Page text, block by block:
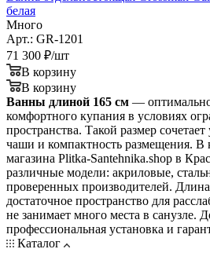
Ванна отдельностоящая Grossman
белая
Много
Арт.: GR-1201
71 300₽/шт
В корзину
В корзину
Ванны длиной 165 см—
комфортного купания в условиях
пространства. Такой размер сочетает
чаши и компактность размещения. В
магазина Plitka-Santehnika.shop в
различные модели: акриловые,
проверенных производителей.
достаточное пространство для
не занимает много места в санузле.
профессиональная установка и